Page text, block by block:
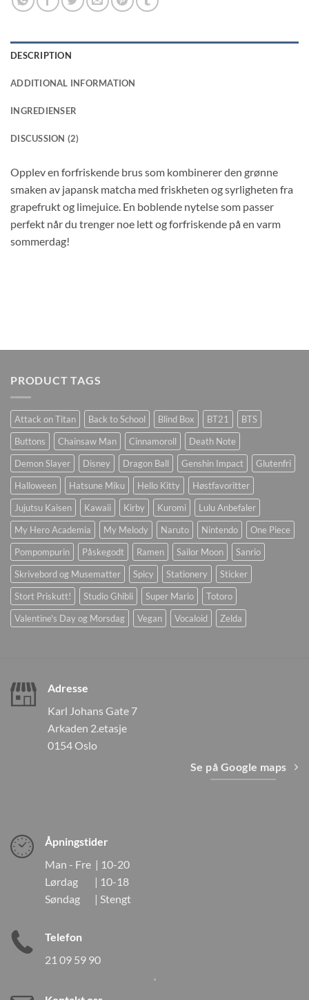
DESCRIPTION
ADDITIONAL INFORMATION
INGREDIENSER
DISCUSSION (2)
Opplev en forfriskende brus som kombinerer den grønne
smaken av japansk matcha med friskheten og syrligheten fra
grapefrukt og limejuice. En boblende nytelse som passer
perfekt når du trenger noe lett og forfriskende på en varm
sommerdag!
PRODUCT TAGS
Attack on Titan Back to School Blind Box BT21
BTS
Buttons
Chainsaw Man Cinnamoroll
Death Note
Demon Slayer
Disney Dragon Ball Genshin Impact
Glutenfri
Halloween
Hatsune Miku Hello Kitty
Høstfavoritter
Jujutsu Kaisen
Kawaii Kirby Kuromi
Lulu Anbefaler
My Hero Academia
My Melody Naruto Nintendo
One Piece
Pompompurin
Påskegodt Ramen Sailor Moon
Sanrio
Skrivebord og Musematter
Spicy Stationery
Sticker
Stort Priskutt!
Studio Ghibli Super Mario
Totoro
Valentine's Day og Morsdag
Vegan Vocaloid Zelda
Adresse
Karl Johans Gate 7
Arkaden 2.etasje
0154 Oslo
Se på Google maps
Åpningstider
Man - Fre | 10-20
Lørdag | 10-18
Søndag | Stengt
Telefon
21 09 59 90